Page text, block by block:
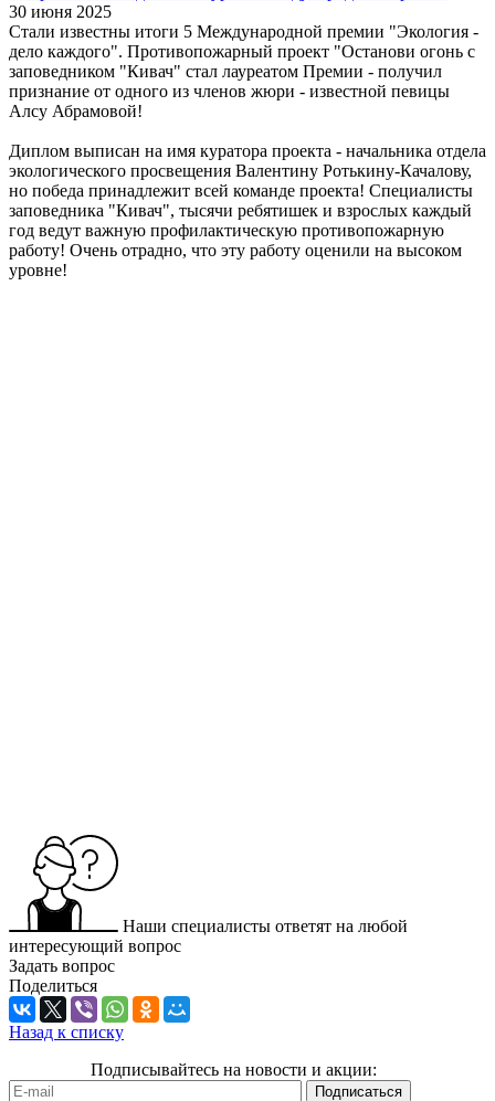
30 июня 2025
Стали известны итоги 5 Международной премии "Экология -
дело каждого". Противопожарный проект "Останови огонь с
заповедником "Кивач" стал лауреатом Премии - получил
признание от одного из членов жюри - известной певицы
Алсу Абрамовой!
Диплом выписан на имя куратора проекта - начальника отдела
экологического просвещения Валентину Ротькину-Качалову,
но победа принадлежит всей команде проекта! Специалисты
заповедника "Кивач", тысячи ребятишек и взрослых каждый
год ведут важную профилактическую противопожарную
работу! Очень отрадно, что эту работу оценили на высоком
уровне!
Наши специалисты ответят на любой
интересующий вопрос
Задать вопрос
Поделиться
Назад к списку
Подписывайтесь на новости и акции: